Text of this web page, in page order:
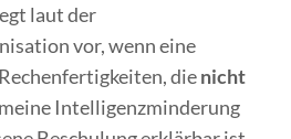
laut der
vor, wenn eine
dienicht
Intelligenzminderung